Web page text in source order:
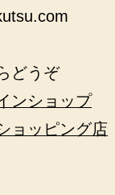
どうぞ
ンショップ
ョッピング店